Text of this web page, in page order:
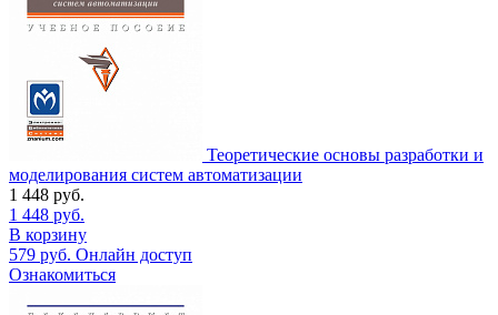
Теоретические основы разработки и
моделирования систем автоматизации
1 448 руб.
1 448 руб.
В корзину
579 руб. Онлайн доступ
Ознакомиться